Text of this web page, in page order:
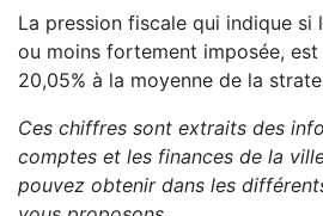
La pression fiscale qui indique si
ou moins fortement imposée, est
20,05% à la moyenne de la
Ces chiffres sont extraits des
comptes et les finances de la
pouvez obtenir dans les